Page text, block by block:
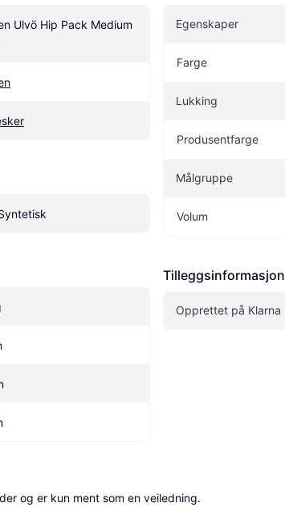
Ulvö Hip Pack Medium
Egenskaper
Farge
Lukking
Produsentfarge
Målgruppe
Volum
Tilleggsinformasjon
Opprettet på Klarna
og er kun ment som en veiledning.